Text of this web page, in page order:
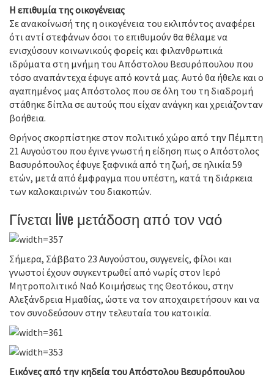
Η επιθυμία της οικογένειας
Σε ανακοίνωσή της η οικογένεια του εκλιπόντος αναφέρει
ότι αντί στεφάνων όσοι το επιθυμούν θα θέλαμε να
ενισχύσουν κοινωνικούς φορείς και φιλανθρωπικά
ιδρύματα στη μνήμη του Απόστολου Βεσυρόπουλου που
τόσο αναπάντεχα έφυγε από κοντά μας. Αυτό θα ήθελε και ο
αγαπημένος μας Απόστολος που σε όλη του τη διαδρομή
στάθηκε δίπλα σε αυτούς που είχαν ανάγκη και χρειάζονταν
βοήθεια.
Θρήνος σκορπίστηκε στον πολιτικό χώρο από την Πέμπτη
21 Αυγούστου που έγινε γνωστή η είδηση πως ο Απόστολος
Βασυρόπουλος έφυγε ξαφνικά από τη ζωή, σε ηλικία 59
ετών, μετά από έμφραγμα που υπέστη, κατά τη διάρκεια
των καλοκαιρινών του διακοπών.
Γίνεται live μετάδοση από τον ναό
Σήμερα, Σάββατο 23 Αυγούστου, συγγενείς, φίλοι και
γνωστοί έχουν συγκεντρωθεί από νωρίς στον Ιερό
Μητροπολιτικό Ναό Κοιμήσεως της Θεοτόκου, στην
Αλεξάνδρεια Ημαθίας, ώστε να τον αποχαιρετήσουν και να
τον συνοδεύσουν στην τελευταία του κατοικία.
Εικόνες από την κηδεία του Απόστολου Βεσυρόπουλου